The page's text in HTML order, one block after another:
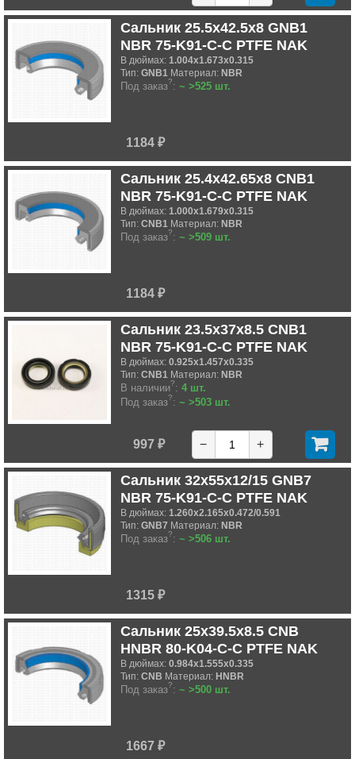
Сальник 25.5x42.5x8 GNB1
NBR 75-K91-C-C PTFE NAK
В дюймах: 1.004x1.673x0.315
Тип: GNB1 Материал: NBR
Под заказ?: ~ >525 шт.
1184 ₽
Сальник 25.4x42.65x8 CNB1
NBR 75-K91-C-C PTFE NAK
В дюймах: 1.000x1.679x0.315
Тип: CNB1 Материал: NBR
Под заказ?: ~ >509 шт.
1184 ₽
Сальник 23.5x37x8.5 CNB1
NBR 75-K91-C-C PTFE NAK
В дюймах: 0.925x1.457x0.335
Тип: CNB1 Материал: NBR
В наличии?: 4 шт.
Под заказ?: ~ >503 шт.
997 ₽ − +
Сальник 32x55x12/15 GNB7
NBR 75-K91-C-C PTFE NAK
В дюймах: 1.260x2.165x0.472/0.591
Тип: GNB7 Материал: NBR
Под заказ?: ~ >506 шт.
1315 ₽
Сальник 25x39.5x8.5 CNB
HNBR 80-K04-C-C PTFE NAK
В дюймах: 0.984x1.555x0.335
Тип: CNB Материал: HNBR
Под заказ?: ~ >500 шт.
1667 ₽